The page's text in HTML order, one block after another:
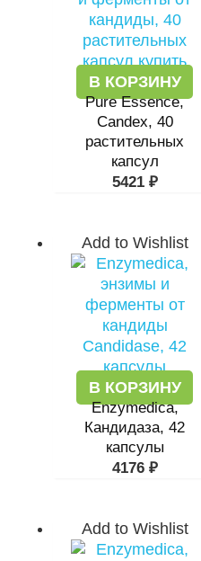
В КОРЗИНУ
Pure Essence,
Candex, 40
растительных
капсул
5421 ₽
Add to Wishlist
В КОРЗИНУ
Enzymedica,
Кандидаза, 42
капсулы
4176 ₽
Add to Wishlist